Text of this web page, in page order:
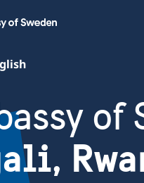
of